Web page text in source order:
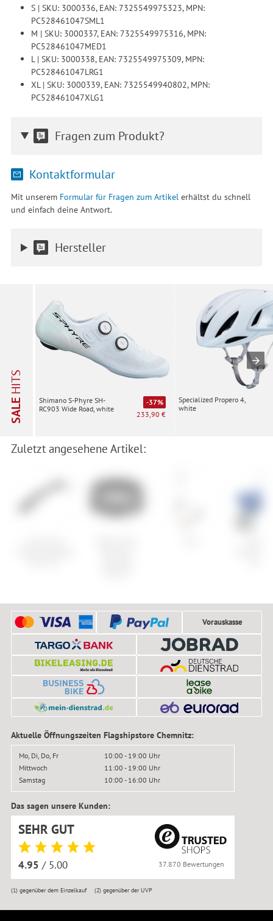
S | SKU: 3000336, EAN: 7325549975323, MPN:
PC528461047SML1
M | SKU: 3000337, EAN: 7325549975316, MPN:
PC528461047MED1
L | SKU: 3000338, EAN: 7325549975309, MPN:
PC528461047LRG1
XL | SKU: 3000339, EAN: 7325549940802, MPN:
PC528461047XLG1
Fragen zum Produkt?
Kontaktformular
Mit unserem Formular für Fragen zum Artikel erhältst du schnell
und einfach deine Antwort.
Hersteller
SALE
HITS
Shimano S-Phyre SH-
RC903 Wide Road, white
-37%
233,90 €
Specialized Propero 4,
white
Zuletzt angesehene Artikel:
Vorauskasse
Aktuelle Öffnungszeiten Flagshipstore Chemnitz:
Mo, Di, Do, Fr
10:00 - 19:00 Uhr
Mittwoch
11:00 - 19:00 Uhr
Samstag
10:00 - 16:00 Uhr
Das sagen unsere Kunden:
SEHR GUT
4.95 / 5.00 37.870 Bewertungen
(1)gegenüber dem Einzelkauf (2) gegenüber der UVP